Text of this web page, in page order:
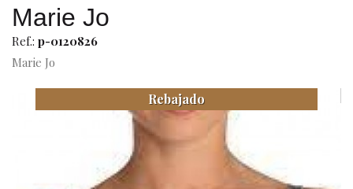
Bragas
Ropa y complementos
Lencería
Marie Jo
Ref.: p-0120826
Marie Jo
Rebajado